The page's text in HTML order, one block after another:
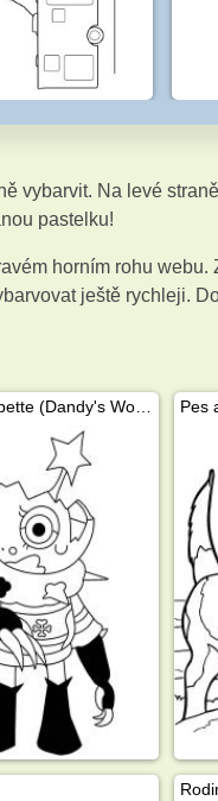
vybarvit. Na levé
pastelku!
horním rohu
ještě rychleji.
Pes